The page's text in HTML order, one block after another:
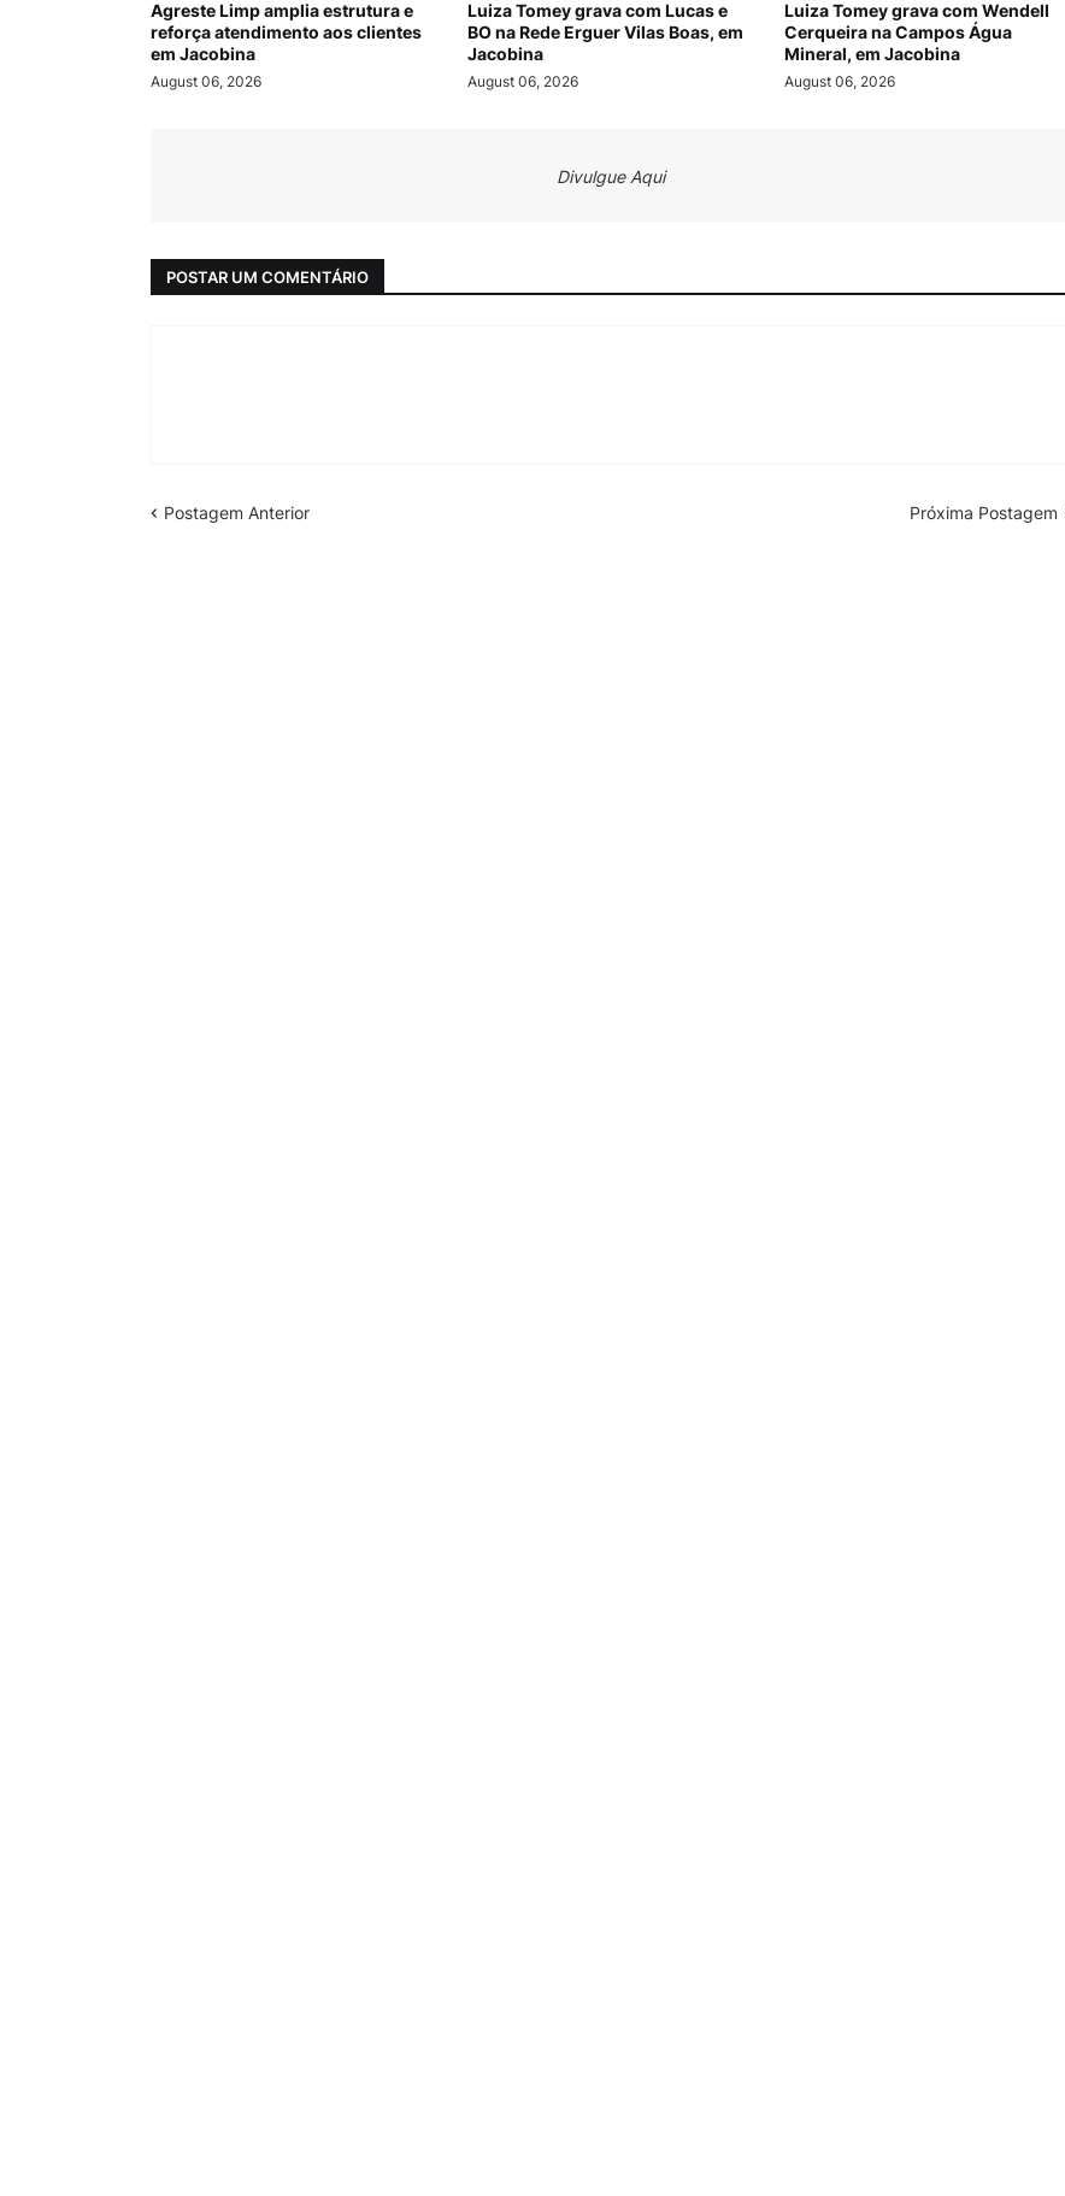
Agreste Limp amplia estrutura e
reforça atendimento aos clientes
em Jacobina
August 06, 2026
Luiza Tomey grava com Lucas e
BO na Rede Erguer Vilas Boas, em
Jacobina
August 06, 2026
Luiza Tomey grava com Wendell
Cerqueira na Campos Água
Mineral, em Jacobina
August 06, 2026
Divulgue Aqui
POSTAR UM COMENTÁRIO
Postagem Anterior Próxima Postagem